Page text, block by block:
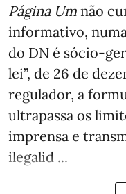
Página Um não
informativo,
do DN é
lei”, de 26 de
regulador, a
ultrapassa os
imprensa e
ilegalid ...